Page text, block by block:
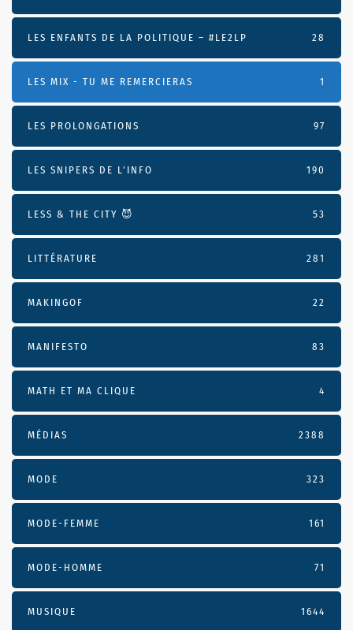
LES ENFANTS DE LA POLITIQUE – #LE2LP 28
LES MIX - TU ME REMERCIERAS 1
LES PROLONGATIONS 97
LES SNIPERS DE L’INFO 190
LESS & THE CITY 😈 53
LITTÉRATURE 281
MAKINGOF 22
MANIFESTO 83
MATH ET MA CLIQUE 4
MÉDIAS 2388
MODE 323
MODE-FEMME 161
MODE-HOMME 71
MUSIQUE 1644